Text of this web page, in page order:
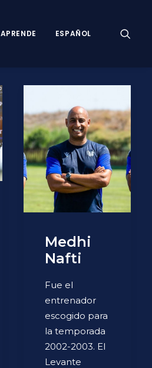
APRENDE ESPAÑOL
Medhi
Nafti
Fue el
entrenador
escogido para
la temporada
2002-2003. El
Levante